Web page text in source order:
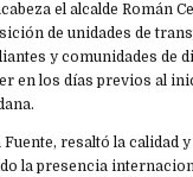
el alcalde Román
de unidades de
y comunidades de
en los días previos al
resaltó la calidad
la presencia